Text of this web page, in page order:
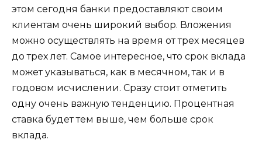
этом сегодня банки предоставляют своим
клиентам очень широкий выбор. Вложения
можно осуществлять на время от трех месяцев
до трех лет. Самое интересное, что срок вклада
может указываться, как в месячном, так и в
годовом исчислении. Сразу стоит отметить
одну очень важную тенденцию. Процентная
ставка будет тем выше, чем больше срок
вклада.